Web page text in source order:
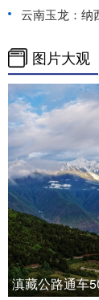
云南玉龙：纳
图片大观
滇藏公路通车